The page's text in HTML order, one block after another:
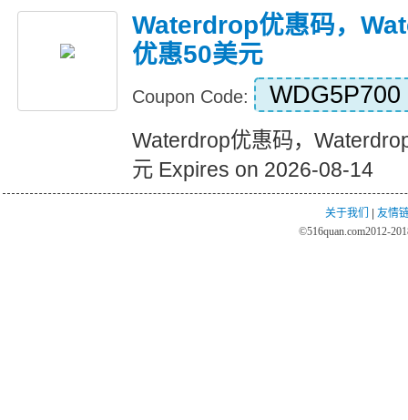
Waterdrop优惠码，
优惠50美元
Coupon Code: WDG5P700
Waterdrop优惠码，
元 Expires on 2026-08-14
关于我们
友情
©516quan.com2012-